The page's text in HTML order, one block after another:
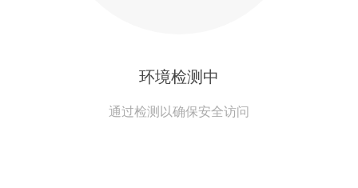
环境检测中
通过检测以确保安全访问